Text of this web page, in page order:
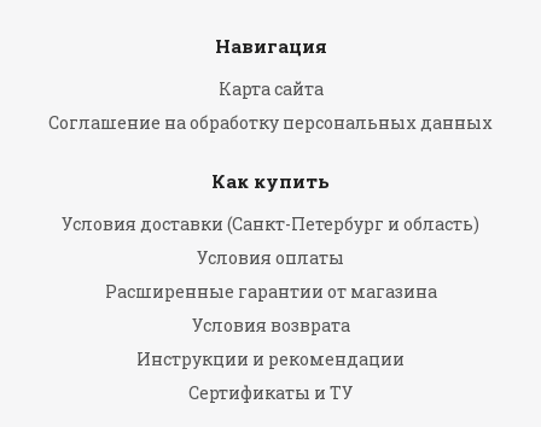
Навигация
Карта сайта
Соглашение на обработку персональных данных
Как купить
Условия доставки (Санкт-Петербург и область)
Условия оплаты
Расширенные гарантии от магазина
Условия возврата
Инструкции и рекомендации
Сертификаты и ТУ